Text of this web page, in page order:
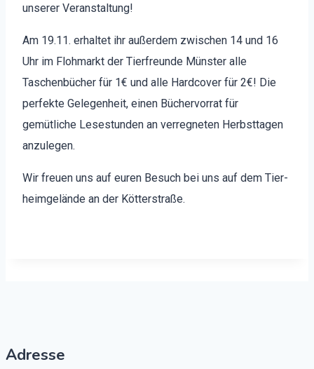
unser­er Ver­anstal­tung!
Am 19.11. erhal­tet ihr außer­dem zwis­chen 14 und 16
Uhr im Flohmarkt der Tier­fre­unde Mün­ster alle
Taschen­büch­er für 1€ und alle Hard­cov­er für 2€! Die
per­fek­te Gele­gen­heit, einen Bücher­vor­rat für
gemütliche Leses­tun­den an ver­reg­neten Herb­st­ta­gen
anzule­gen.
Wir freuen uns auf euren Besuch bei uns auf dem Tier­
heimgelände an der Köt­ter­straße.
Adresse